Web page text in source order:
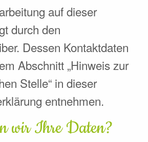
auf dieser
durch den
Dessen Kontaktdaten
Abschnitt „Hinweis zur
Stelle“ in dieser
entnehmen.
wir Ihre Daten?